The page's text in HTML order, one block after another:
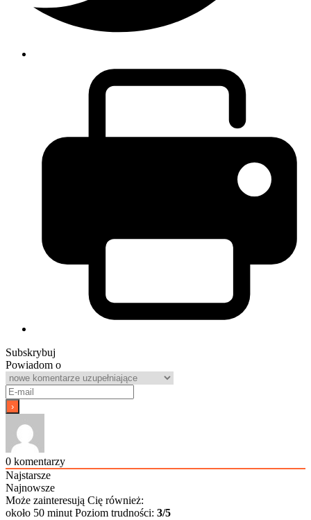
Subskrybuj
Powiadom o
0 komentarzy
Najstarsze
Najnowsze
Może zainteresują Cię również:
około 50 minut Poziom trudności: 3/5